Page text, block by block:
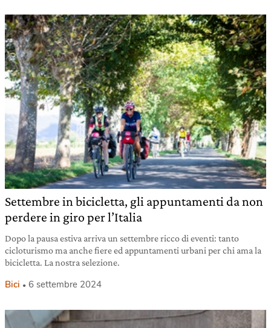
Settembre in bicicletta, gli appuntamenti da non
perdere in giro per l’Italia
Dopo la pausa estiva arriva un settembre ricco di eventi: tanto
cicloturismo ma anche fiere ed appuntamenti urbani per chi ama la
bicicletta. La nostra selezione.
Bici 6 settembre 2024